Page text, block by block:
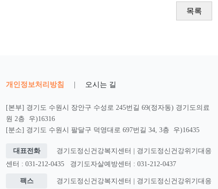
목록
개인정보처리방침 | 오시는 길
[본부] 경기도 수원시 장안구 수성로 245번길 69(정자동) 경기도의료
원 2층 우)16316
[분소] 경기도 수원시 팔달구 덕영대로 697번길 34, 3층 우)16435
대표전화
경기도정신건강복지센터 | 경기도정신건강위기대응
센터 : 031-212-0435
경기도자살예방센터 : 031-212-0437
팩스 경기도정신건강복지센터 | 경기도정신건강위기대응